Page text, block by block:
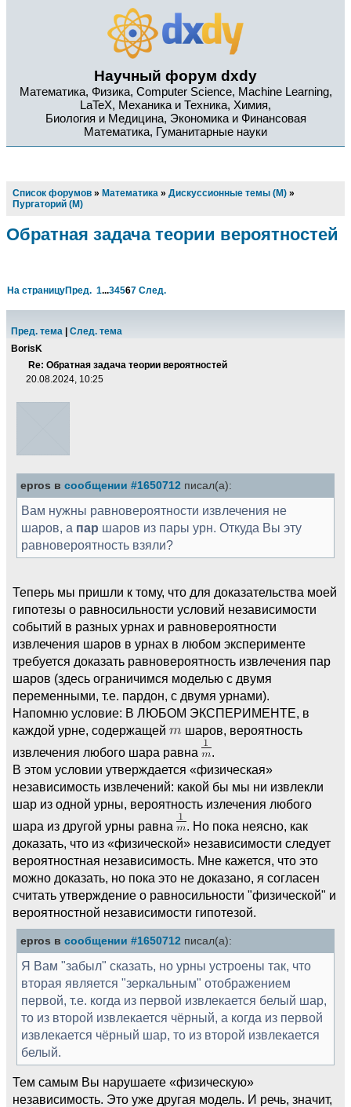
Научный форум dxdy
Математика, Физика, Computer Science, Machine Learning,
LaTeX, Механика и Техника, Химия,
Биология и Медицина, Экономика и Финансовая
Математика, Гуманитарные науки
Список форумов » Математика » Дискуссионные темы (М) »
Пургаторий (М)
Обратная задача теории вероятностей
На страницуПред. 1...34567 След.
Пред. тема
След. тема
BorisK
Re: Обратная задача теории вероятностей
20.08.2024, 10:25
epros в сообщении #1650712 писал(а):
Вам нужны равновероятности извлечения не
шаров, а пар шаров из пары урн. Откуда Вы эту
равновероятность взяли?
Теперь мы пришли к тому, что для доказательства моей
гипотезы о равносильности условий независимости
событий в разных урнах и равновероятности
извлечения шаров в урнах в любом эксперименте
требуется доказать равновероятность извлечения пар
шаров (здесь ограничимся моделью с двумя
переменными, т.е. пардон, с двумя урнами).
Напомню условие: В ЛЮБОМ ЭКСПЕРИМЕНТЕ, в
каждой урне, содержащей
шаров, вероятность
извлечения любого шара равна
.
В этом условии утверждается «физическая»
независимость извлечений: какой бы мы ни извлекли
шар из одной урны, вероятность излечения любого
шара из другой урны равна
. Но пока неясно, как
доказать, что из «физической» независимости следует
вероятностная независимость. Мне кажется, что это
можно доказать, но пока это не доказано, я согласен
считать утверждение о равносильности "физической" и
вероятностной независимости гипотезой.
epros в сообщении #1650712 писал(а):
Я Вам "забыл" сказать, но урны устроены так, что
вторая является "зеркальным" отображением
первой, т.е. когда из первой извлекается белый шар,
то из второй извлекается чёрный, а когда из первой
извлекается чёрный шар, то из второй извлекается
белый.
Тем самым Вы нарушаете «физическую»
независимость. Это уже другая модель. И речь, значит,